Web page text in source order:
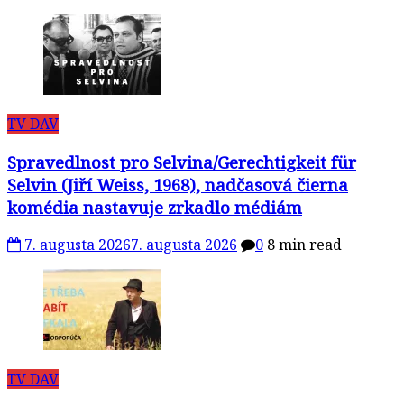
TV DAV
Spravedlnost pro Selvina/Gerechtigkeit für
Selvin (Jiří Weiss, 1968), nadčasová čierna
komédia nastavuje zrkadlo médiám
7. augusta 20267. augusta 2026 0 8 min read
TV DAV